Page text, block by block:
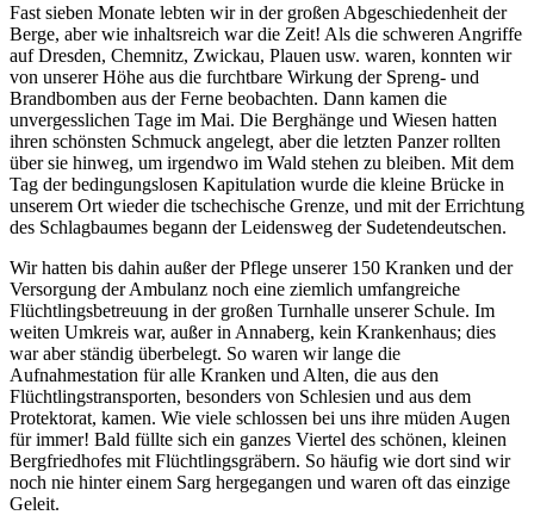
Fast sieben Monate lebten wir in der großen Abgeschiedenheit der
Berge, aber wie inhaltsreich war die Zeit! Als die schweren Angriffe
auf Dresden, Chemnitz, Zwickau, Plauen usw. waren, konnten wir
von unserer Höhe aus die furchtbare Wirkung der Spreng- und
Brandbomben aus der Ferne beobachten. Dann kamen die
unvergesslichen Tage im Mai. Die Berghänge und Wiesen hatten
ihren schönsten Schmuck angelegt, aber die letzten Panzer rollten
über sie hinweg, um irgendwo im Wald stehen zu bleiben. Mit dem
Tag der bedingungslosen Kapitulation wurde die kleine Brücke in
unserem Ort wieder die tschechische Grenze, und mit der Errichtung
des Schlagbaumes begann der Leidensweg der Sudetendeutschen.
Wir hatten bis dahin außer der Pflege unserer 150 Kranken und der
Versorgung der Ambulanz noch eine ziemlich umfangreiche
Flüchtlingsbetreuung in der großen Turnhalle unserer Schule. Im
weiten Umkreis war, außer in Annaberg, kein Krankenhaus; dies
war aber ständig überbelegt. So waren wir lange die
Aufnahmestation für alle Kranken und Alten, die aus den
Flüchtlingstransporten, besonders von Schlesien und aus dem
Protektorat, kamen. Wie viele schlossen bei uns ihre müden Augen
für immer! Bald füllte sich ein ganzes Viertel des schönen, kleinen
Bergfriedhofes mit Flüchtlingsgräbern. So häufig wie dort sind wir
noch nie hinter einem Sarg hergegangen und waren oft das einzige
Geleit.